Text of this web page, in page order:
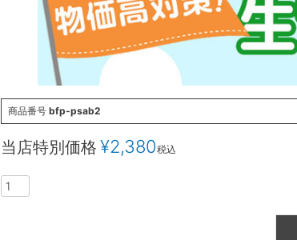
商品番号 bfp-psab2
当店特別価格 ¥2,380税込